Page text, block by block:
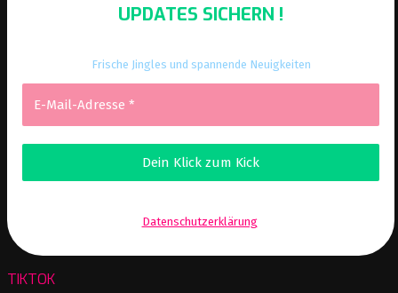
UPDATES SICHERN !
Frische Jingles und spannende Neuigkeiten
Datenschutzerklärung.
TIKTOK